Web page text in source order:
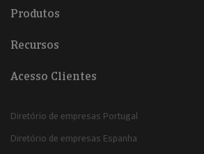
Produtos
Recursos
Acesso Clientes
Diretório de empresas Portugal
Diretório de empresas Espanha